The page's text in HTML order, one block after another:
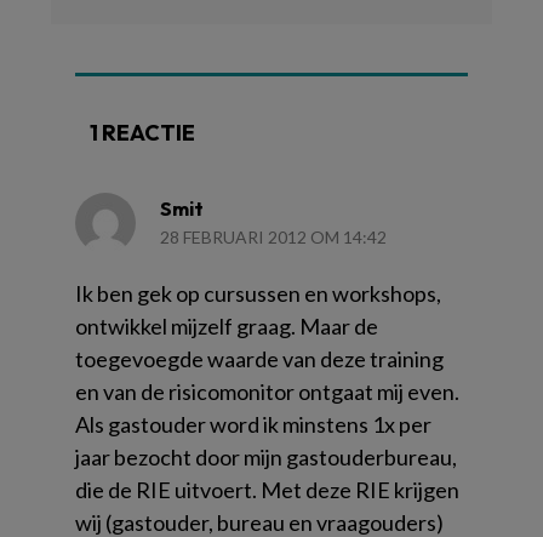
1 REACTIE
Smit
28 FEBRUARI 2012 OM 14:42
Ik ben gek op cursussen en workshops,
ontwikkel mijzelf graag. Maar de
toegevoegde waarde van deze training
en van de risicomonitor ontgaat mij even.
Als gastouder word ik minstens 1x per
jaar bezocht door mijn gastouderbureau,
die de RIE uitvoert. Met deze RIE krijgen
wij (gastouder, bureau en vraagouders)